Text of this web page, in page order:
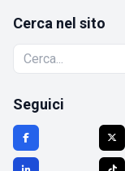
Cerca nel sito
Seguici